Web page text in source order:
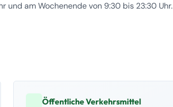
und am Wochenende von 9:30 bis 23:30 Uhr.
Öffentliche Verkehrsmittel